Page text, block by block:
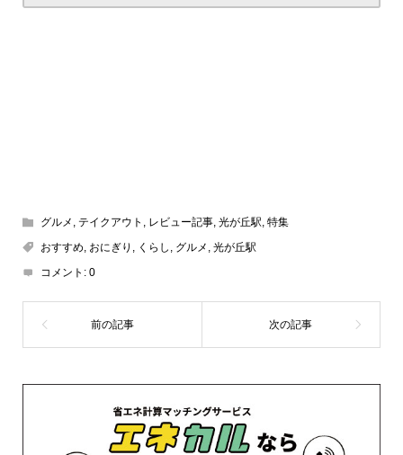
グルメ , テイクアウト , レビュー記事, 光が丘駅, 特集
おすすめ, おにぎり , くらし , グルメ , 光が丘駅
コメント: 0